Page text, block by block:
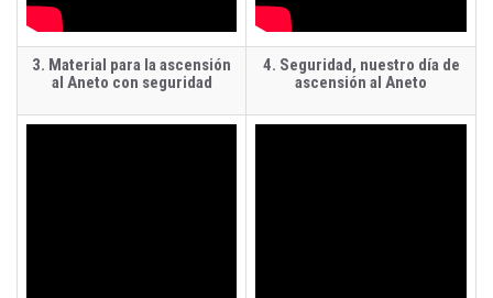
3. Material para la ascensión
al Aneto con seguridad
4. Seguridad, nuestro día de
ascensión al Aneto